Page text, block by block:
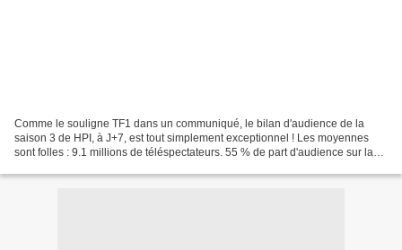
Comme le souligne TF1 dans un communiqué, le bilan d'audience de la
saison 3 de HPI, à J+7, est tout simplement exceptionnel ! Les moyennes
sont folles : 9.1 millions de téléspectateurs. 55 % de part d'audience sur la